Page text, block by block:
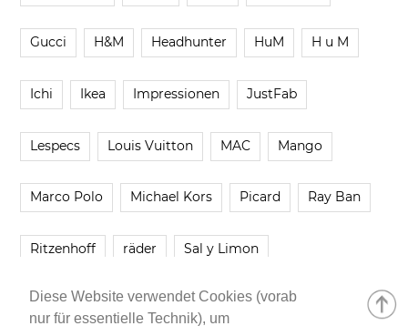
Diese Website verwendet Cookies (vorab
nur für essentielle Technik), um
Gucci H&M Headhunter HuM H u M
Ichi Ikea Impressionen JustFab
Lespecs Louis Vuitton MAC Mango
Marco Polo Michael Kors Picard Ray Ban
Ritzenhoff räder Sal y Limon
Smartbuyglasses smash! Steve Madden